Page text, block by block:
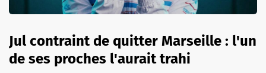
Jul contraint de quitter Marseille : l'un
de ses proches l'aurait trahi